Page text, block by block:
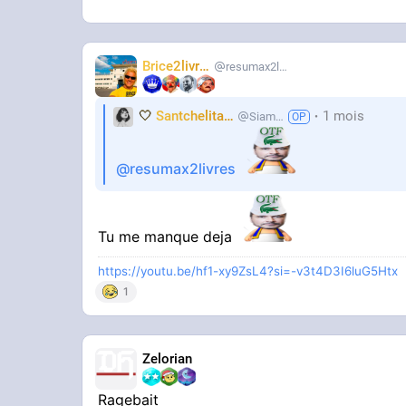
Brice2livres resumax2livres
🤍 Santchelita🤍 Siameuh 1 mois
@resumax2livres
Tu me manque deja
https://youtu.be/hf1-xy9ZsL4?si=-v3t4D3I6luG5Htx
1
Zelorian
Ragebait